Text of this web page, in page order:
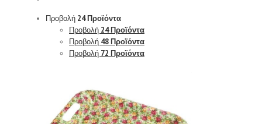
Προβολή 24 Προϊόντα
Προβολή 24 Προϊόντα
Προβολή 48 Προϊόντα
Προβολή 72 Προϊόντα